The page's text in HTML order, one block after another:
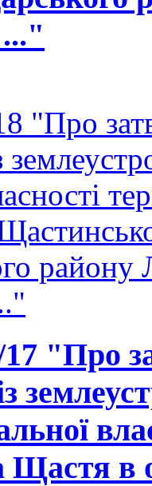
"Про
району
"Про
Щастя в